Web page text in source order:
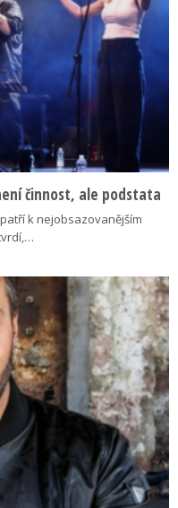
činnost, ale podstata
k nejobsazovanějším